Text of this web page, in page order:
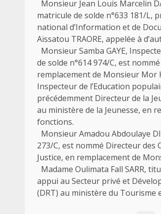
Monsieur Jean Louis Marcelin
matricule de solde n°633 181/L,
national d’Information et de
Aïssatou TRAORE, appelée à
Monsieur Samba GAYE,
de solde n°614 974/C, est
remplacement de Monsieur Mor
Inspecteur de l’Education
précédemment Directeur de la
au ministère de la Jeunesse, en
fonctions.
Monsieur Amadou Abdoulaye
273/C, est nommé Directeur des
Justice, en remplacement de
Madame Oulimata Fall SARR,
appui au Secteur privé et
(DRT) au ministère du Tourisme